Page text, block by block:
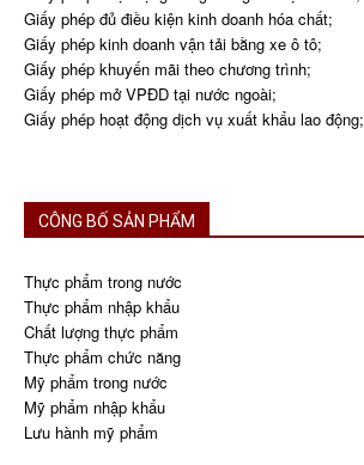
Giấy phép đủ điều kiện kinh doanh hóa chất;
Giấy phép kinh doanh vận tải bằng xe ô tô;
Giấy phép khuyến mãi theo chương trình;
Giấy phép mở VPĐD tại nước ngoài;
Giấy phép hoạt động dịch vụ xuất khẩu lao động;
CÔNG BỐ SẢN PHẨM
Thực phẩm trong nước
Thực phẩm nhập khẩu
Chất lượng thực phẩm
Thực phẩm chức năng
Mỹ phẩm trong nước
Mỹ phẩm nhập khẩu
Lưu hành mỹ phẩm